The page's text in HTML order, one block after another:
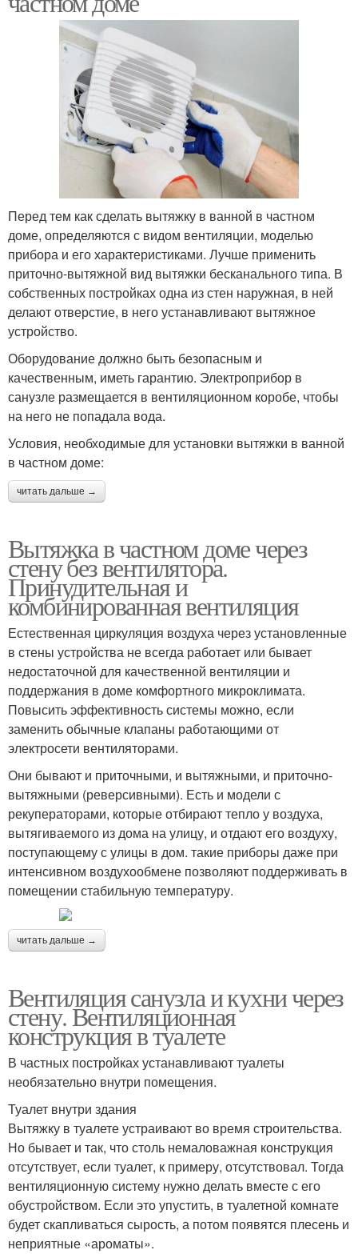
Перед тем как сделать вытяжку в ванной в частном
доме, определяются с видом вентиляции, моделью
прибора и его характеристиками. Лучше применить
приточно-вытяжной вид вытяжки бесканального типа. В
собственных постройках одна из стен наружная, в ней
делают отверстие, в него устанавливают вытяжное
устройство.
Оборудование должно быть безопасным и
качественным, иметь гарантию. Электроприбор в
санузле размещается в вентиляционном коробе, чтобы
на него не попадала вода.
Условия, необходимые для установки вытяжки в ванной
в частном доме:
читать дальше →
Вытяжка в частном доме через
стену без вентилятора.
Принудительная и
комбинированная вентиляция
Естественная циркуляция воздуха через установленные
в стены устройства не всегда работает или бывает
недостаточной для качественной вентиляции и
поддержания в доме комфортного микроклимата.
Повысить эффективность системы можно, если
заменить обычные клапаны работающими от
электросети вентиляторами.
Они бывают и приточными, и вытяжными, и приточно-
вытяжными (реверсивными). Есть и модели с
рекуператорами, которые отбирают тепло у воздуха,
вытягиваемого из дома на улицу, и отдают его воздуху,
поступающему с улицы в дом. такие приборы даже при
интенсивном воздухообмене позволяют поддерживать в
помещении стабильную температуру.
читать дальше →
Вентиляция санузла и кухни через
стену. Вентиляционная
конструкция в туалете
В частных постройках устанавливают туалеты
необязательно внутри помещения.
Туалет внутри здания
Вытяжку в туалете устраивают во время строительства.
Но бывает и так, что столь немаловажная конструкция
отсутствует, если туалет, к примеру, отсутствовал. Тогда
вентиляционную систему нужно делать вместе с его
обустройством. Если это упустить, в туалетной комнате
будет скапливаться сырость, а потом появятся плесень и
неприятные «ароматы».